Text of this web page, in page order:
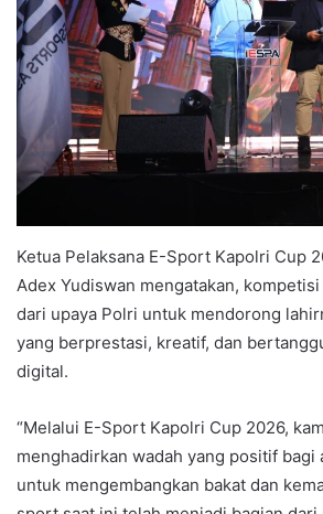
Ketua Pelaksana E-Sport Kapolri Cup
Adex Yudiswan mengatakan,
dari upaya Polri untuk mendorong
yang berprestasi, kreatif, dan
digital.
“Melalui E-Sport Kapolri Cup 2026,
menghadirkan wadah yang positif bagi
untuk mengembangkan bakat dan